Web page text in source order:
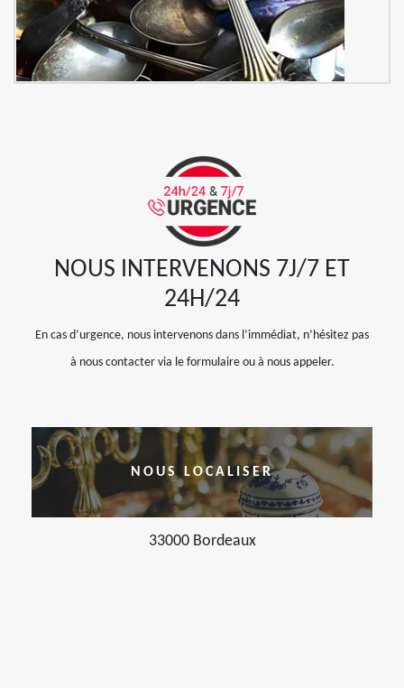
NOUS INTERVENONS 7J/7 ET
24H/24
En cas d’urgence, nous intervenons dans l’immédiat, n’hésitez pas
à nous contacter via le formulaire ou à nous appeler.
NOUS LOCALISER
33000 Bordeaux